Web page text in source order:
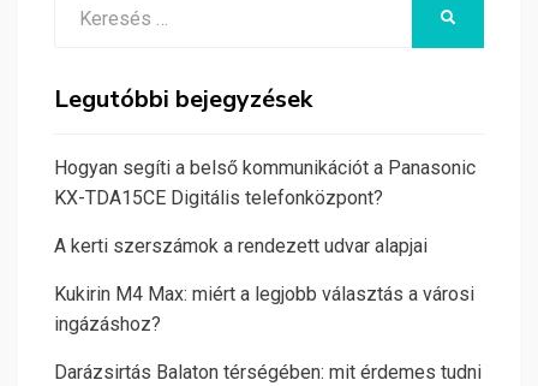
Legutóbbi bejegyzések
Hogyan segíti a belső kommunikációt a Panasonic
KX-TDA15CE Digitális telefonközpont?
A kerti szerszámok a rendezett udvar alapjai
Kukirin M4 Max: miért a legjobb választás a városi
ingázáshoz?
Darázsirtás Balaton térségében: mit érdemes tudni